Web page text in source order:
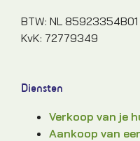
BTW: NL 85923354B01
KvK: 72779349
Diensten
Verkoop van je
Aankoop van